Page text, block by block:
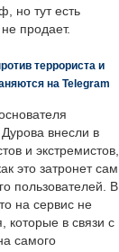
но тут есть
продает.
террориста и
на Telegram
внесли в
и экстремистов,
это затронет сам
пользователей. В
на сервис не
которые в связи с
самого